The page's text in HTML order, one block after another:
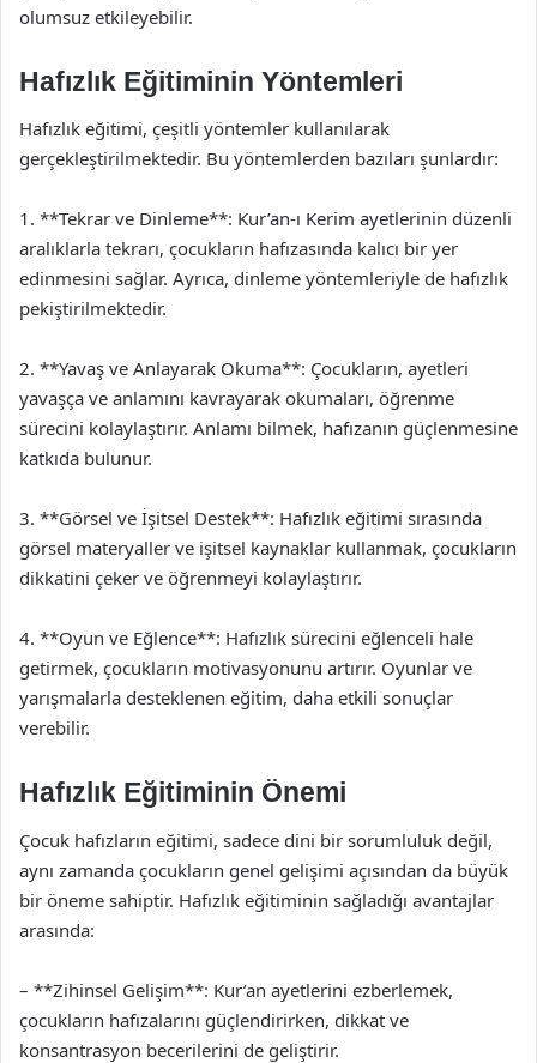
olumsuz etkileyebilir.
Hafızlık Eğitiminin Yöntemleri
Hafızlık eğitimi, çeşitli yöntemler kullanılarak
gerçekleştirilmektedir. Bu yöntemlerden bazıları şunlardır:
1. **Tekrar ve Dinleme**: Kur’an-ı Kerim ayetlerinin düzenli
aralıklarla tekrarı, çocukların hafızasında kalıcı bir yer
edinmesini sağlar. Ayrıca, dinleme yöntemleriyle de hafızlık
pekiştirilmektedir.
2. **Yavaş ve Anlayarak Okuma**: Çocukların, ayetleri
yavaşça ve anlamını kavrayarak okumaları, öğrenme
sürecini kolaylaştırır. Anlamı bilmek, hafızanın güçlenmesine
katkıda bulunur.
3. **Görsel ve İşitsel Destek**: Hafızlık eğitimi sırasında
görsel materyaller ve işitsel kaynaklar kullanmak, çocukların
dikkatini çeker ve öğrenmeyi kolaylaştırır.
4. **Oyun ve Eğlence**: Hafızlık sürecini eğlenceli hale
getirmek, çocukların motivasyonunu artırır. Oyunlar ve
yarışmalarla desteklenen eğitim, daha etkili sonuçlar
verebilir.
Hafızlık Eğitiminin Önemi
Çocuk hafızların eğitimi, sadece dini bir sorumluluk değil,
aynı zamanda çocukların genel gelişimi açısından da büyük
bir öneme sahiptir. Hafızlık eğitiminin sağladığı avantajlar
arasında:
– **Zihinsel Gelişim**: Kur’an ayetlerini ezberlemek,
çocukların hafızalarını güçlendirirken, dikkat ve
konsantrasyon becerilerini de geliştirir.